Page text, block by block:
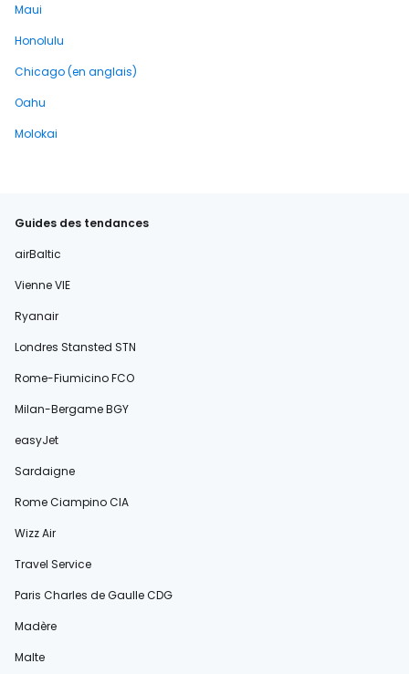
Maui
Honolulu
Chicago (en anglais)
Oahu
Molokai
Guides des tendances
airBaltic
Vienne VIE
Ryanair
Londres Stansted STN
Rome-Fiumicino FCO
Milan-Bergame BGY
easyJet
Sardaigne
Rome Ciampino CIA
Wizz Air
Travel Service
Paris Charles de Gaulle CDG
Madère
Malte